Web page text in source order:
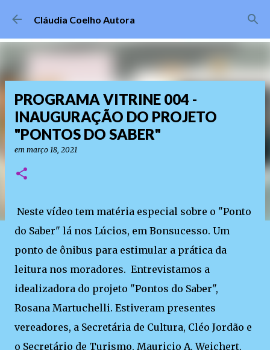
Pular para o conteúdo principal
Cláudia Coelho Autora
PROGRAMA VITRINE 004 -
INAUGURAÇÃO DO PROJETO
"PONTOS DO SABER"
em março 18, 2021
Neste vídeo tem matéria especial sobre o "Ponto
do Saber" lá nos Lúcios, em Bonsucesso. Um
ponto de ônibus para estimular a prática da
leitura nos moradores. Entrevistamos a
idealizadora do projeto "Pontos do Saber",
Rosana Martuchelli. Estiveram presentes
vereadores, a Secretária de Cultura, Cléo Jordão e
o Secretário de Turismo, Mauricio A. Weichert.